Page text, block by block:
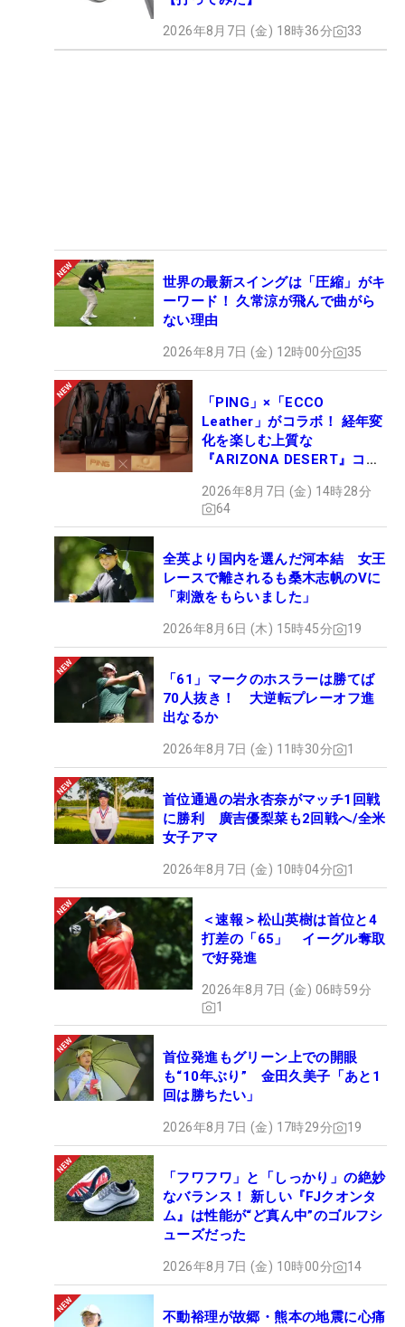
2026年8月7日 (金) 18時36分 33
世界の最新スイングは「圧縮」がキ
ーワード！ 久常涼が飛んで曲がら
ない理由
2026年8月7日 (金) 12時00分 35
「PING」×「ECCO
Leather」がコラボ！ 経年変
化を楽しむ上質な
『ARIZONA DESERT』コレ
ュー
2026年8月7日 (金) 14時28分
64
全英より国内を選んだ河本結 女王
レースで離されるも桑木志帆のVに
「刺激をもらいました」
2026年8月6日 (木) 15時45分 19
「61」マークのホスラーは勝てば
70人抜き！ 大逆転プレーオフ進
出なるか
2026年8月7日 (金) 11時30分 1
首位通過の岩永杏奈がマッチ1回戦
に勝利 廣吉優梨菜も2回戦へ/全米
女子アマ
2026年8月7日 (金) 10時04分 1
＜速報＞松山英樹は首位と4
打差の「65」 イーグル奪取
で好発進
2026年8月7日 (金) 06時59分
1
首位発進もグリーン上での開眼
も“10年ぶり” 金田久美子「あと1
回は勝ちたい」
2026年8月7日 (金) 17時29分 19
「フワフワ」と「しっかり」の絶妙
なバランス！ 新しい『FJクオンタ
ム』は性能が“ど真ん中”のゴルフシ
ューズだった
2026年8月7日 (金) 10時00分 14
不動裕理が故郷・熊本の地震に心痛